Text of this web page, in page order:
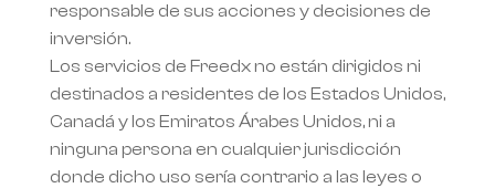
responsable de sus acciones y decisiones de
inversión.
Los servicios de Freedx no están dirigidos ni
destinados a residentes de los Estados Unidos,
Canadá y los Emiratos Árabes Unidos, ni a
ninguna persona en cualquier jurisdicción
donde dicho uso sería contrario a las leyes o